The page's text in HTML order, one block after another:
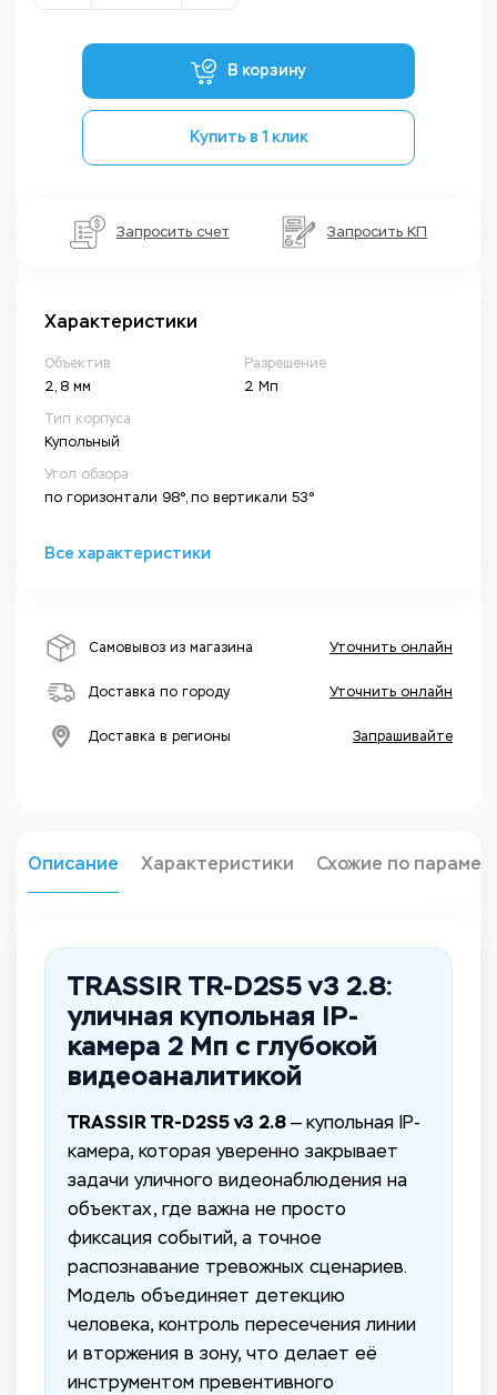
В корзину
Купить в 1 клик
Запросить счет Запросить КП
Характеристики
Объектив
2, 8 мм
Разрешение
2 Мп
Тип корпуса
Купольный
Угол обзора
по горизонтали 98°, по вертикали 53°
Все характеристики
Самовывоз из магазина Уточнить онлайн
Доставка по городу Уточнить онлайн
Доставка в регионы Запрашивайте
Описание Характеристики Схожие по
TRASSIR TR-D2S5 v3 2.8:
уличная купольная IP-
камера 2 Мп с глубокой
видеоаналитикой
TRASSIR TR-D2S5 v3 2.8 — купольная IP-
камера, которая уверенно закрывает
задачи уличного видеонаблюдения на
объектах, где важна не просто
фиксация событий, а точное
распознавание тревожных сценариев.
Модель объединяет детекцию
человека, контроль пересечения линии
и вторжения в зону, что делает её
инструментом превентивного